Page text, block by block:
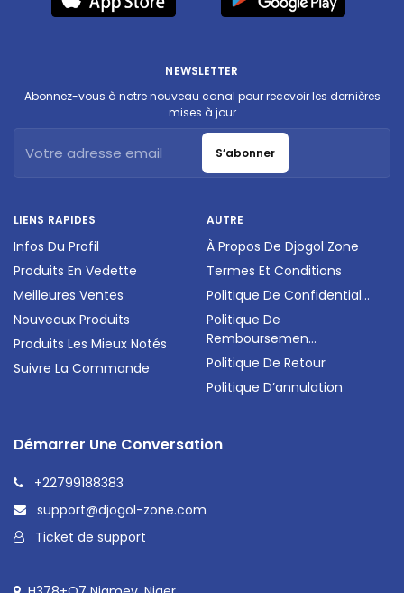
LIENS RAPIDES
Infos Du Profil
Produits En Vedette
Meilleures Ventes
Nouveaux Produits
Produits Les Mieux Notés
Suivre La Commande
AUTRE
À Propos De Djogol Zone
Termes Et Conditions
Politique De Confidential...
Politique De
Remboursemen...
Politique De Retour
Politique D’annulation
NEWSLETTER
Abonnez-vous à notre nouveau canal pour recevoir les dernières
mises à jour
S’abonner
Démarrer Une Conversation
+22799188383
support@djogol-zone.com
Ticket de support